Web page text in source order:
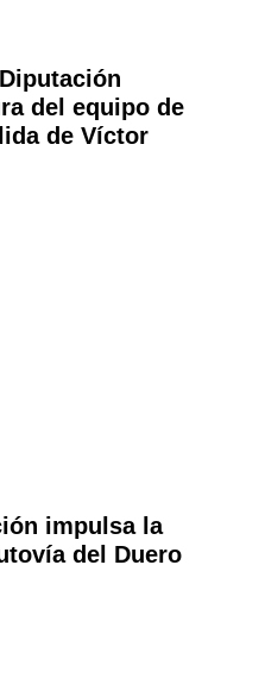
del equipo de
de Víctor
impulsa la
del Duero